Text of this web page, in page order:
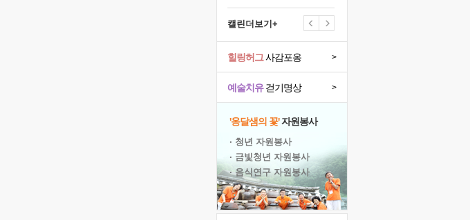
캘린더보기+
예술치유걷기명상 >
힐링허그사감포옹 >
'옹달샘의 꽃'자원봉사
· 청년 자원봉사
· 금빛청년 자원봉사
· 음식연구 자원봉사